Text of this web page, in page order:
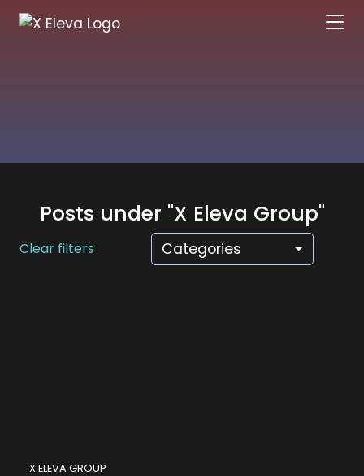
Posts under "X Eleva Group"
Clear filters Categories
X ELEVA GROUP